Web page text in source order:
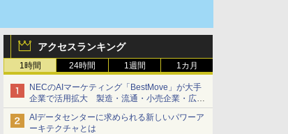
アクセスランキング
1時間 24時間 1週間 1カ月
NECのAIマーケティング「BestMove」が大手
企業で活用拡大 製造・流通・小売企業・広告
代理店などが実装フェーズへ
AIデータセンターに求められる新しいパワーア
ーキテクチャとは